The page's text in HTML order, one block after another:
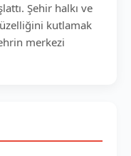
Şehir halkı ve
kutlamak
merkezi